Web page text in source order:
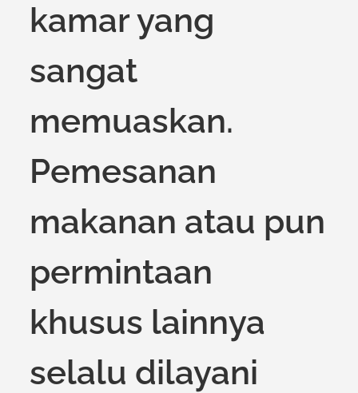
kamar yang
sangat
memuaskan.
Pemesanan
makanan atau pun
permintaan
khusus lainnya
selalu dilayani